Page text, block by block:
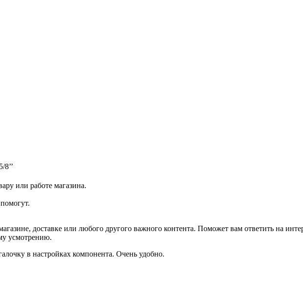
8’’
или работе магазина.
доставке или любого другого важного контента. Поможет вам ответить на
усмотрению.
в настройках компонента. Очень удобно.